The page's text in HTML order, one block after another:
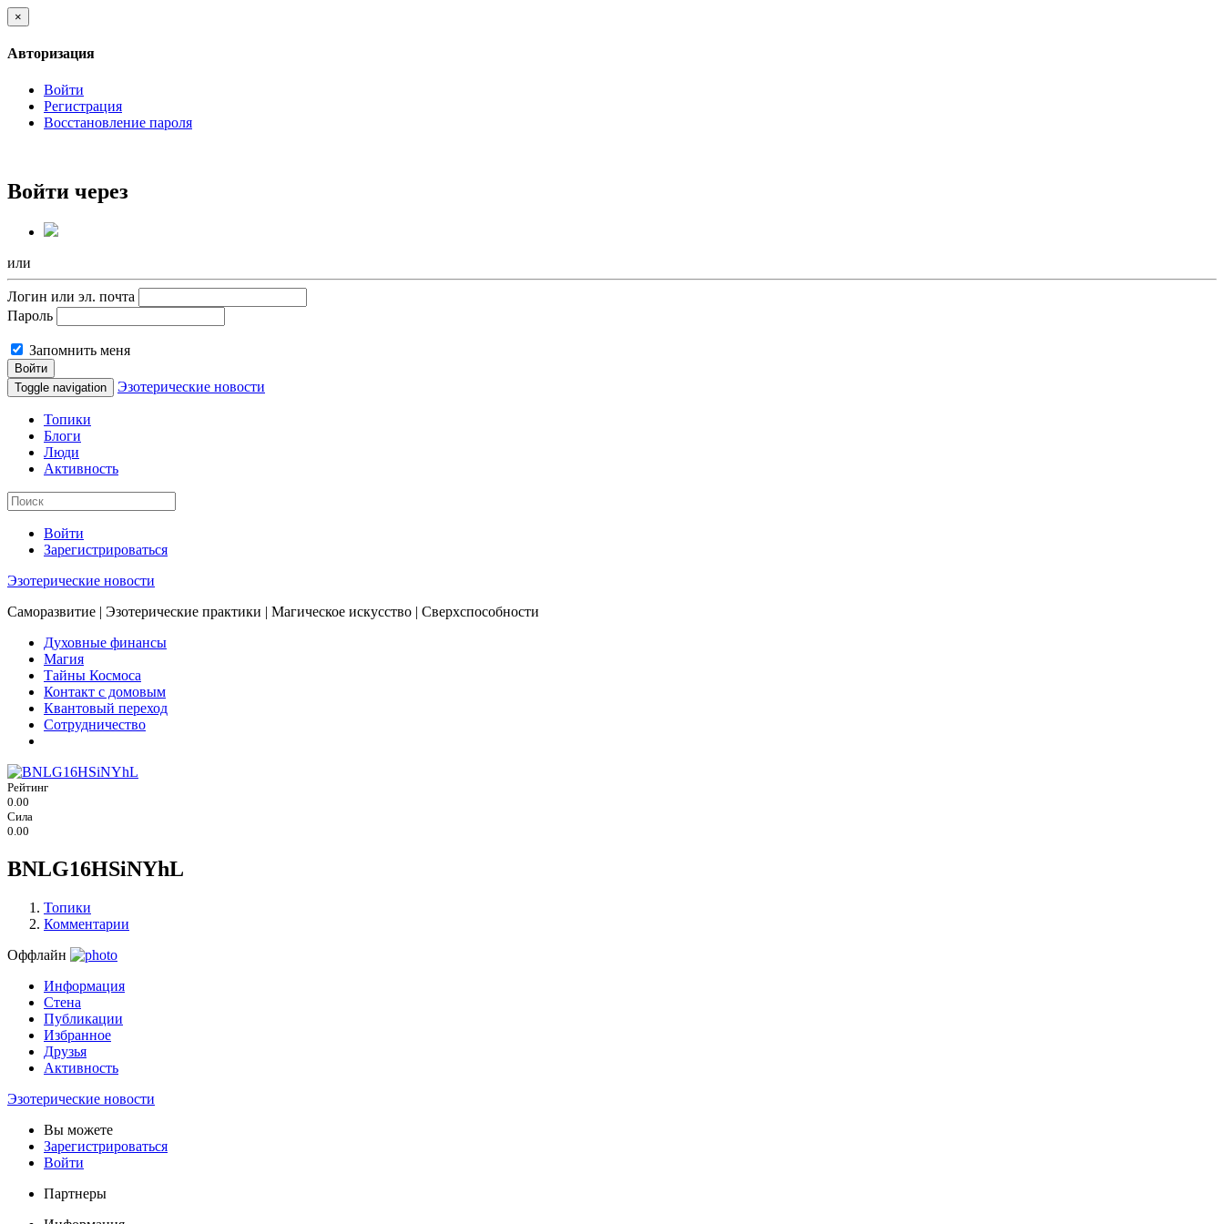
×
Авторизация
Войти
Регистрация
Восстановление пароля
Войти через
или
Логин или эл. почта
Пароль
Запомнить меня
Войти
Toggle navigation
Эзотерические новости
Топики
Блоги
Люди
Активность
Войти
Зарегистрироваться
Эзотерические новости
Саморазвитие | Эзотерические практики | Магическое искусство | Сверхспособности
Духовные финансы
Магия
Тайны Космоса
Контакт с домовым
Квантовый переход
Сотрудничество
Рейтинг
0.00
Сила
0.00
BNLG16HSiNYhL
Топики
Комментарии
Оффлайн
Информация
Стена
Публикации
Избранное
Друзья
Активность
Эзотерические новости
Вы можете
Зарегистрироваться
Войти
Партнеры